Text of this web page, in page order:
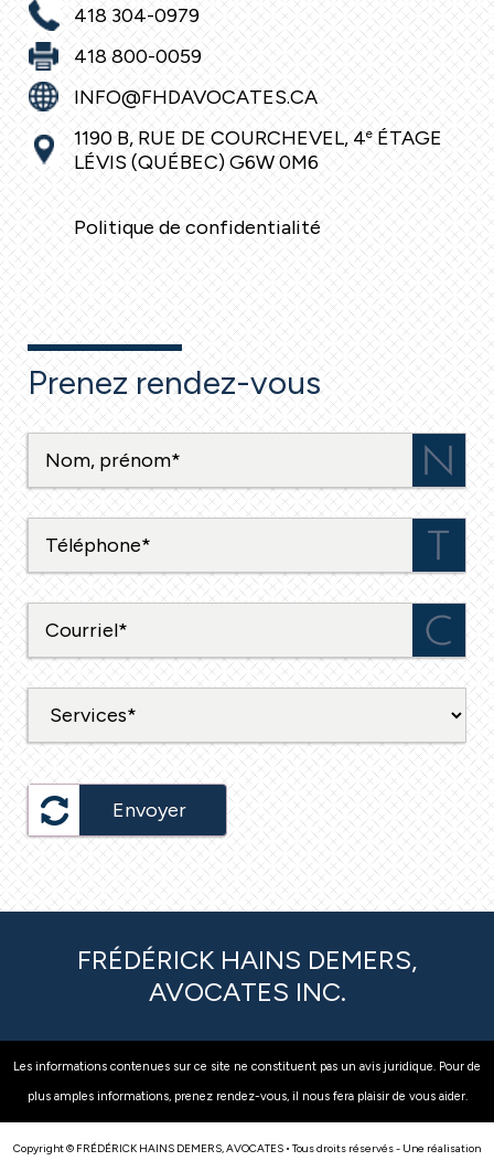
418 304-0979
418 800-0059
INFO@FHDAVOCATES.CA
1190 B, RUE DE COURCHEVEL, 4eÉTAGE
LÉVIS (QUÉBEC) G6W 0M6
Politique de confidentialité
Prenez rendez-vous
Envoyer
FRÉDÉRICK HAINS DEMERS,
AVOCATES INC.
Les informations contenues sur ce site ne constituent pas un avis juridique. Pour de
plus amples informations, prenez rendez-vous, il nous fera plaisir de vous aider.
Copyright © FRÉDÉRICK HAINS DEMERS, AVOCATES • Tous droits réservés - Une réalisation